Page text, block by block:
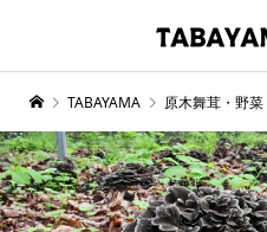
TABAYAMA 原木舞茸・野菜